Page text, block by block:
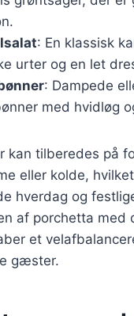
: En klassisk
urter og en let
: Dampede
med hvidløg
kan tilberedes på
eller kolde,
hverdag og
af porchetta med
et
gæster.